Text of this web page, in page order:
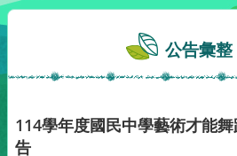
公告彙整
114學年度國民中學藝術才能
告